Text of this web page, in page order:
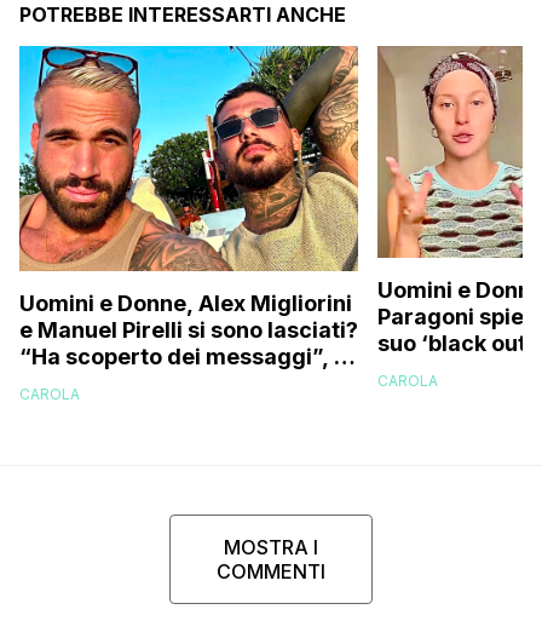
POTREBBE INTERESSARTI ANCHE
Uomini e Donne, Alex Migliorini
e Manuel Pirelli si sono lasciati?
“Ha scoperto dei messaggi”, la
segnalazione
CAROLA
Uomini e
Paragoni
suo ‘black
benissimo
CAROLA
MOSTRA I
COMMENTI